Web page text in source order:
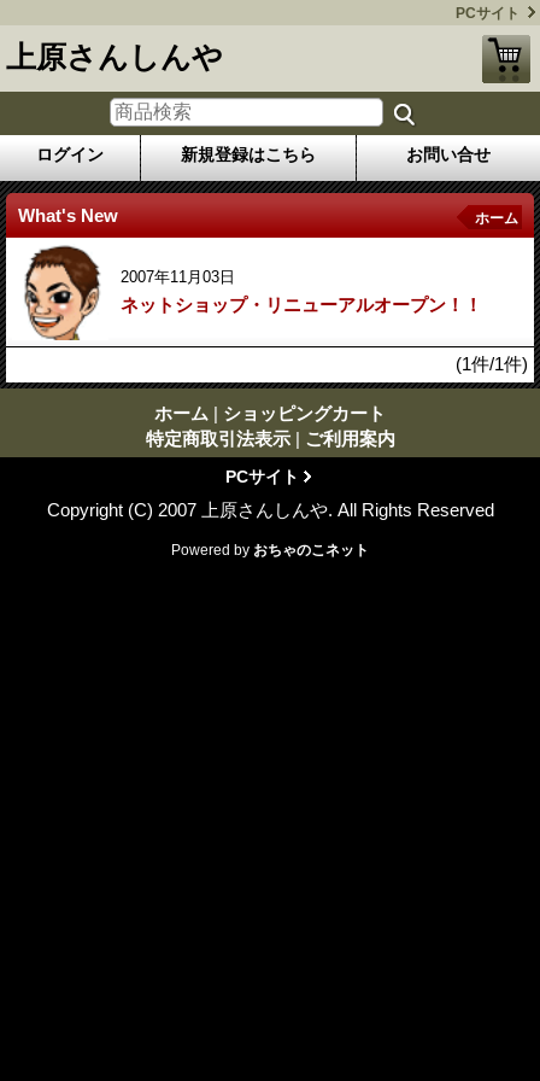
PCサイト
上原さんしんや
ログイン 新規登録はこちら お問い合せ
What's New ホーム
2007年11月03日
ネットショップ・リニューアルオープン！！
(1件/1件)
ホーム | ショッピングカート
特定商取引法表示 | ご利用案内
PCサイト
Copyright (C) 2007 上原さんしんや. All Rights Reserved
Powered by おちゃのこネット